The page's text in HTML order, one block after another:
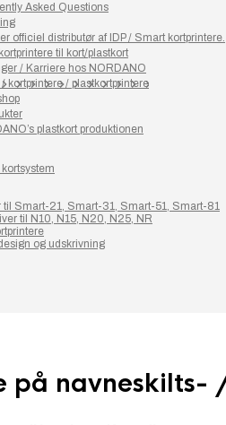
Asked Questions
officiel distributør af IDP / Smart kortprintere.
til kort/plastkort
/ Karriere hos NORDANO
kortprintere / plastkortprintere
plastkort produktionen
til Smart-21, Smart-31, Smart-51, Smart-81
til N10, N15, N20, N25, NR
og udskrivning
på navneskilts-